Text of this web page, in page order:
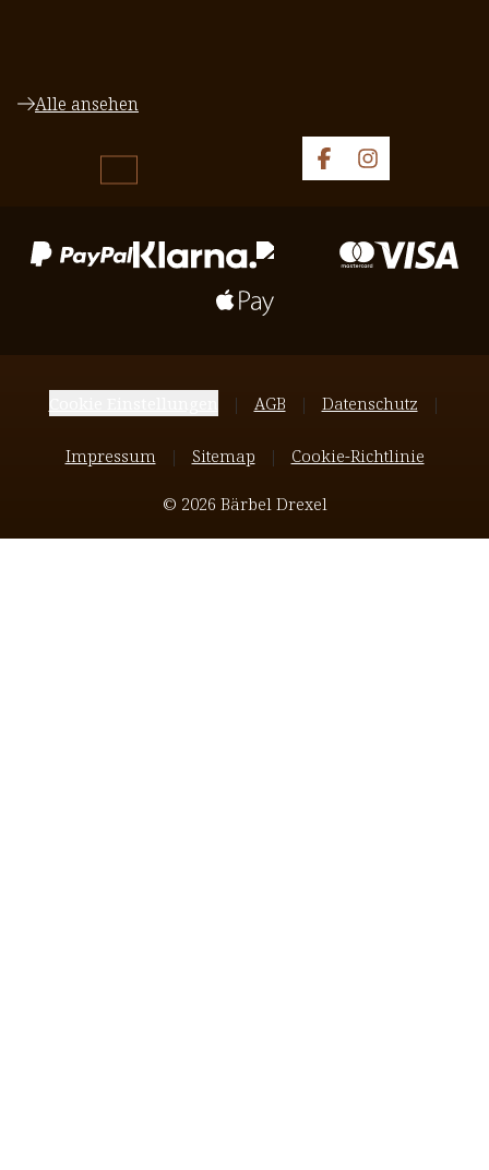
Alle ansehen
AGB Datenschutz
Impressum Sitemap Cookie-Richtlinie
© 2026 Bärbel Drexel